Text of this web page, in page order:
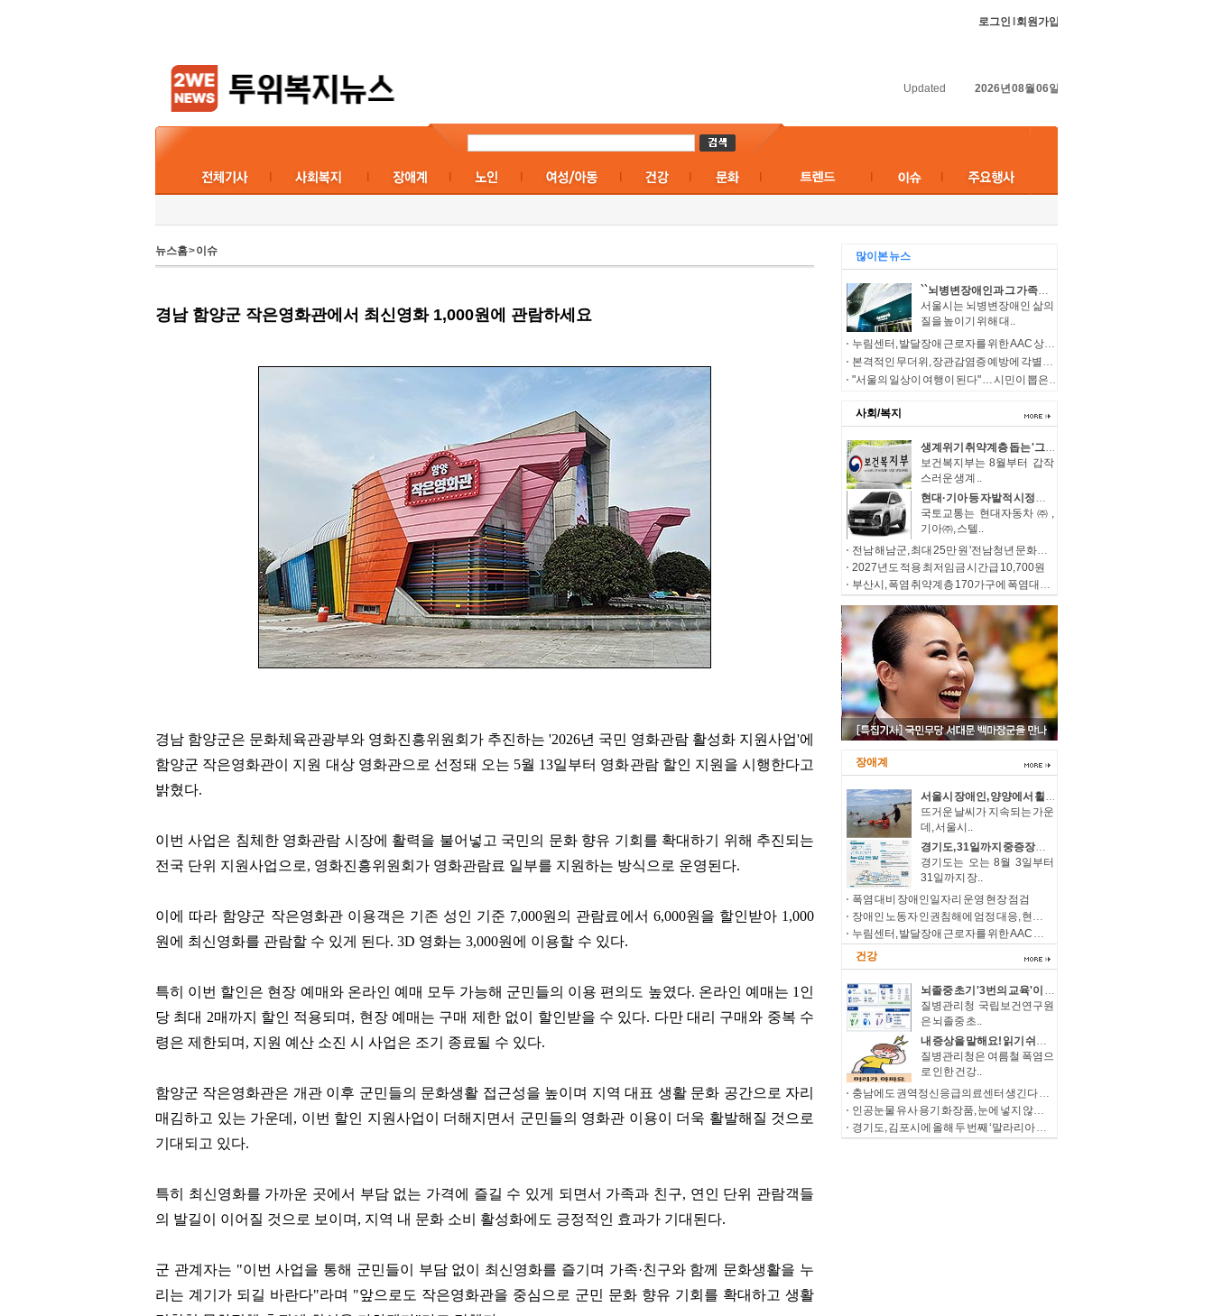
로그인 회원가입
Updated 2026년 08월 06일
뉴스홈>이슈 많이본 뉴스
``뇌병변장애인과 그 가족들의 보다 나은 삶을 위해``…서울시, 다양한 복지서비스 지원
서울시는 뇌병변장애인 삶의
질을 높이기 위해 대..
누림센터, 발달장애 근로자를 위한 AAC 상징물 ‘나의 일터 누림’ 개발
본격적인 무더위, 장관감염증 예방에 각별한 주의 필요
"서울의 일상이 여행이 된다" … 시민이 뽑은'서울에디션25'25곳 선정
사회/복지
생계위기 취약계층 돕는 '그냥드림' 이용은 편리하게, 문턱은 더 낮춘다
보건복지부는 8월부터 갑작
스러운 생계 ..
현대·기아 등 자발적 시정조치(리콜)
국토교통는 현대자동차㈜,
기아㈜, 스텔..
전남 해남군, 최대 25만 원 '전남청년 문화복지카드' 신청하세요
2027년도 적용 최저임금 시간급 10,700원
부산시, 폭염 취약계층 170가구에 폭염대응 물품 지원
장애계
서울시 장애인, 양양에서 휠체어 타고 시원한 여름바다 만끽
뜨거운 날씨가 지속되는 가운
데, 서울시..
경기도, 31일까지 중증장애청년 자립 돕는 ‘누림통장’ 모집
경기도는 오는 8월 3일부터
31일까지 장..
폭염 대비 장애인일자리 운영 현장 점검
장애인 노동자 인권침해에 엄정 대응, 현장 감독 강화 및 제도개선 추진
누림센터, 발달장애 근로자를 위한 AAC 상징물 ‘나의 일터 누림’ 개발
건강
뇌졸중 초기 '3번의 교육'이 삶을 바꾼다 우울감 낮추고 삶의 질, 직장 복귀율 높여
질병관리청 국립보건연구원
은 뇌졸중 초..
내 증상을 말해요! 읽기 쉬운 온열질환 예방과 대처
질병관리청은 여름철 폭염으
로 인한 건강..
충남에도 권역정신응급의료센터 생긴다 정신응급환자 치료 접근성 확대
인공눈물 유사 용기 화장품, 눈에 넣지 않도록 주의하세요!
경기도, 김포시에 올해 두 번째 ‘말라리아 경보’ 발령